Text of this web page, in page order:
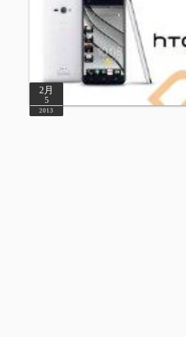
2月
5
2013